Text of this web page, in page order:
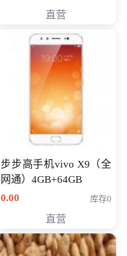
NV930-2G独
直营
步步高手机vivo X9（全
网通）4GB+64GB
0.00
库存0
直营